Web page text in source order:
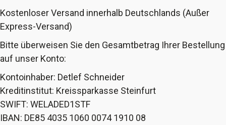
Kostenloser Versand innerhalb Deutschlands (Außer
Express-Versand)
Bitte überweisen Sie den Gesamtbetrag Ihrer Bestellung
auf unser Konto:
Kontoinhaber: Detlef Schneider
Kreditinstitut: Kreissparkasse Steinfurt
SWIFT: WELADED1STF
IBAN: DE85 4035 1060 0074 1910 08